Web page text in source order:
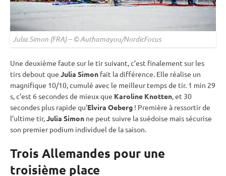
Julia Simon (FRA) – © Authamayou/NordicFocus
Une deuxième faute sur le tir suivant, c’est finalement sur les
tirsdebout que Julia Simon fait la différence. Elle réalise un
magnifique 10/10, cumulé avec le meilleur temps de tir. 1 min 29
s, c’est 6 secondes de mieux que Karoline Knotten, et 30
secondes plus rapide qu’Elvira Oeberg ! Première à ressortir de
l’ultime tir,Julia Simon ne peut suivre la suédoise mais sécurise
son premier podium individuel de la saison.
Trois Allemandes pour une
troisième place